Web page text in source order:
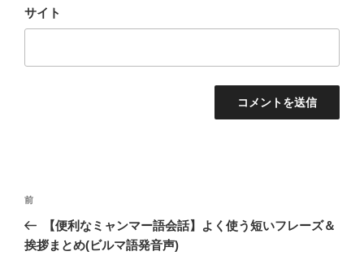
サイト
投
ナ
過
去
の
前
【便利なミャンマー語会話】よく使う短いフレーズ＆
挨拶まとめ(ビルマ語発音声)